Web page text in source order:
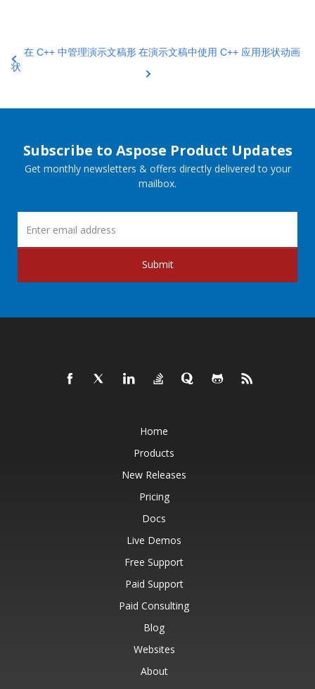
在 C++ 中管理演示文稿形
状
在演示文稿中使用 C++ 应用形状动画
Subscribe to Aspose Product Updates
Get monthly newsletters & offers directly delivered to your
mailbox.
Submit
Home
Products
New Releases
Pricing
Docs
Live Demos
Free Support
Paid Support
Paid Consulting
Blog
Websites
About